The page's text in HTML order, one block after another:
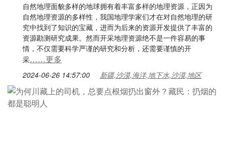
自然地理面貌多样的地球拥有着丰富多样的地理资源，正因为
自然地理资源的多样性，我国地理学家们才在对自然地理的研
究中找到了知识的宝藏，进而为后来的资源开发提供了丰富的
资源勘测研究成果。然而开采地理资源绝不是一件容易的事
情，不仅需要科学严谨的研究和分析，还需要谨慎的开
采……更多
2024-06-26 14:57:00 新疆,沙漠,海洋,地下水,沙漠,地区